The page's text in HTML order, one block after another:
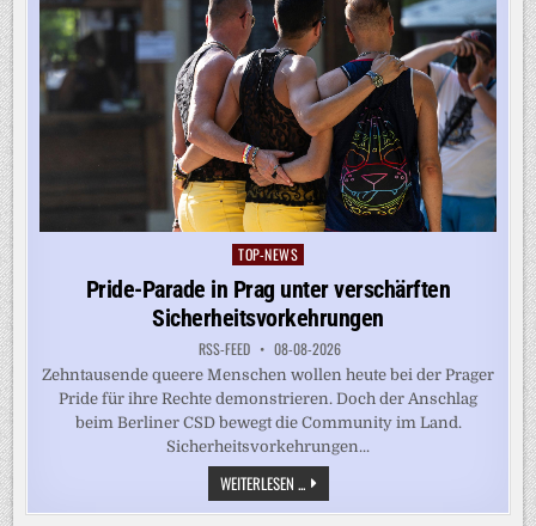
Posted
in
TOP-NEWS
Pride-Parade in Prag unter verschärften
Sicherheitsvorkehrungen
RSS-FEED 08-08-2026
Zehntausende queere Menschen wollen heute bei der Prager
Pride für ihre Rechte demonstrieren. Doch der Anschlag
beim Berliner CSD bewegt die Community im Land.
Sicherheitsvorkehrungen...
WEITERLESEN ... PRIDE-
PARADE
IN